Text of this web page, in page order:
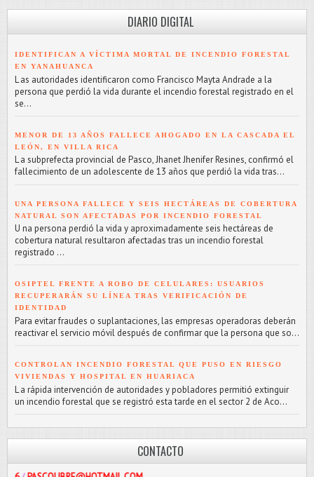
DIARIO DIGITAL
IDENTIFICAN A VÍCTIMA MORTAL DE INCENDIO FORESTAL
EN YANAHUANCA
L as autoridades identificaron como Francisco Mayta Andrade a la
persona que perdió la vida durante el incendio forestal registrado en el
se...
MENOR DE 13 AÑOS FALLECE AHOGADO EN LA CASCADA EL
LEÓN, EN VILLA RICA
L a subprefecta provincial de Pasco, Jhanet Jhenifer Resines, confirmó el
fallecimiento de un adolescente de 13 años que perdió la vida tras...
UNA PERSONA FALLECE Y SEIS HECTÁREAS DE COBERTURA
NATURAL SON AFECTADAS POR INCENDIO FORESTAL
U na persona perdió la vida y aproximadamente seis hectáreas de
cobertura natural resultaron afectadas tras un incendio forestal
registrado ...
OSIPTEL FRENTE A ROBO DE CELULARES: USUARIOS
RECUPERARÁN SU LÍNEA TRAS VERIFICACIÓN DE
IDENTIDAD
Para evitar fraudes o suplantaciones, las empresas operadoras deberán
reactivar el servicio móvil después de confirmar que la persona que so...
CONTROLAN INCENDIO FORESTAL QUE PUSO EN RIESGO
VIVIENDAS Y HOSPITAL EN HUARIACA
L a rápida intervención de autoridades y pobladores permitió extinguir
un incendio forestal que se registró esta tarde en el sector 2 de Aco...
CONTACTO